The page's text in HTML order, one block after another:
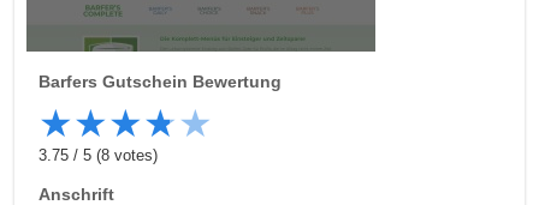
Barfers Gutschein Bewertung
★★★★★
3.75/5 (8 votes)
Anschrift